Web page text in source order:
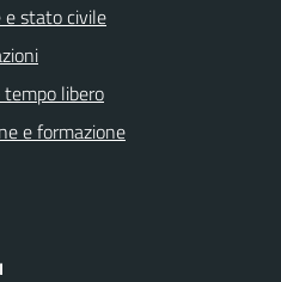
e stato civile
libero
e formazione